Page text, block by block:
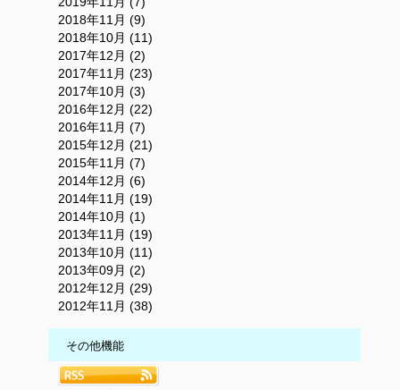
2018年11月 (9)
2018年10月 (11)
2017年12月 (2)
2017年11月 (23)
2017年10月 (3)
2016年12月 (22)
2016年11月 (7)
2015年12月 (21)
2015年11月 (7)
2014年12月 (6)
2014年11月 (19)
2014年10月 (1)
2013年11月 (19)
2013年10月 (11)
2013年09月 (2)
2012年12月 (29)
2012年11月 (38)
その他機能